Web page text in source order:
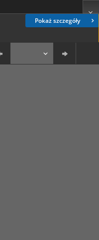
Pokaż szczegóły